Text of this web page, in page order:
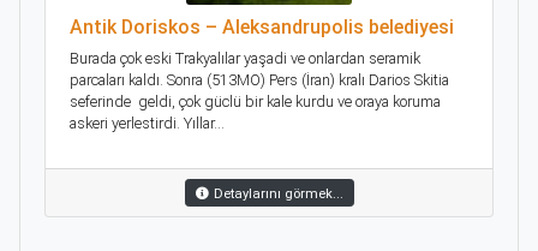
Antik Doriskos – Aleksandrupolis belediyesi
Burada çok eski Trakyalılar yaşadi ve onlardan seramik
parcaları kaldı. Sonra (513MO) Pers (İran) kralı Darios Skitia
seferinde geldi, çok güclü bir kale kurdu ve oraya koruma
askeri yerlestirdi. Yıllar...
Detaylarını görmek...